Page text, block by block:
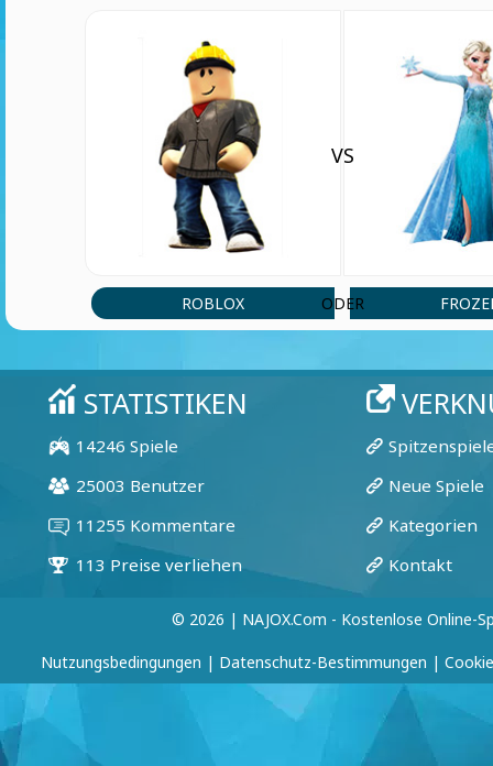
ROBLOX
VS
ODER
© 2026 | NAJOX.com - Kostenlose Online-
Nutzungsbedingungen | Datenschutz-Bestimmungen |